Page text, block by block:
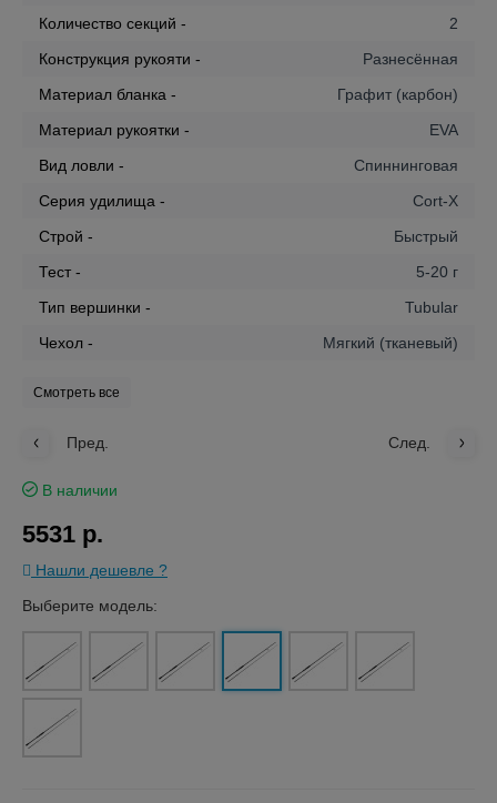
Количество секций -
2
Конструкция рукояти -
Разнесённая
Материал бланка -
Графит (карбон)
Материал рукоятки -
EVA
Вид ловли -
Спиннинговая
Серия удилища -
Cort-X
Строй -
Быстрый
Тест -
5-20 г
Тип вершинки -
Tubular
Чехол -
Мягкий (тканевый)
Смотреть все
Пред. След.
В наличии
5531 р.
Нашли дешевле ?
Выберите модель: